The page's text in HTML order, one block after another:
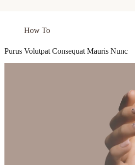
How To
Purus Volutpat Consequat Mauris Nunc